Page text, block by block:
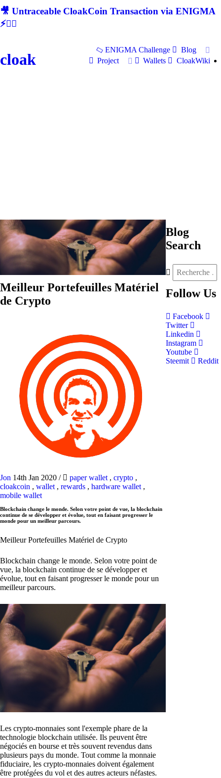
🎥 Untraceable CloakCoin Transaction via ENIGMA
⚡🕵‍♂
cloak
ENIGMA Challenge
Blog
Project
Wallets CloakWiki
Meilleur Portefeuilles Matériel
de Crypto
Jon 14th Jan 2020 / paper wallet , crypto ,
cloakcoin , wallet , rewards , hardware wallet ,
mobile wallet
Blockchain change le monde. Selon votre point de vue, la blockchain
continue de se développer et évolue, tout en faisant progresser le
monde pour un meilleur parcours.
Meilleur Portefeuilles Matériel de Crypto
Blockchain change le monde. Selon votre point de
vue, la blockchain continue de se développer et
évolue, tout en faisant progresser le monde pour un
meilleur parcours.
Les crypto-monnaies sont l'exemple phare de la
technologie blockchain utilisée. Ils peuvent être
négociés en bourse et très souvent revendus dans
plusieurs pays du monde. Tout comme la monnaie
fiduciaire, les crypto-monnaies doivent également
être protégées du vol et des autres acteurs néfastes.
Blog
Search
Follow Us
Facebook
Twitter
Linkedin
Instagram
Youtube
Steemit
Reddit